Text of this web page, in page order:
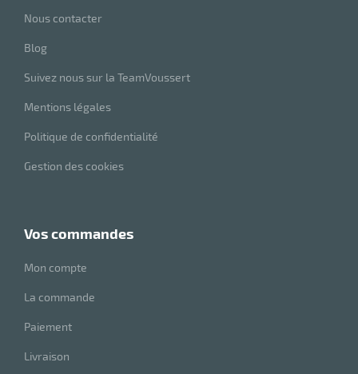
Nous contacter
Blog
Suivez nous sur la TeamVoussert
Mentions légales
Politique de confidentialité
Gestion des cookies
vos commandes
Mon compte
La commande
Paiement
Livraison